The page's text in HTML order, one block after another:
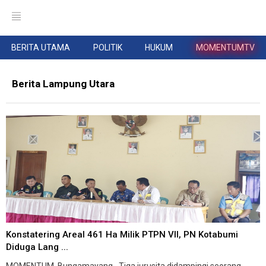
BERITA UTAMA POLITIK HUKUM MOMENTUMTV
Berita Lampung Utara
Konstatering Areal 461 Ha Milik PTPN VII, PN Kotabumi
Diduga Lang ...